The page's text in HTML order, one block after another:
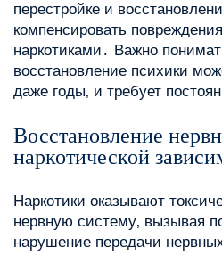
перестройке и
компенсировать
наркотиками․ Важно
восстановление психики
даже годы‚ и требует
Восстановление
наркотической
Наркотики оказывают
нервную систему‚ вызывая
нарушение передачи